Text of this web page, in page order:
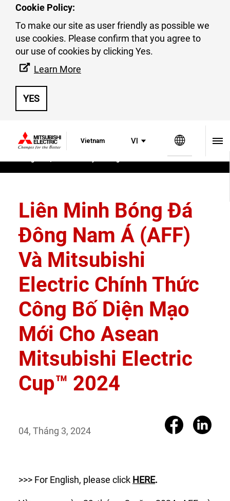
Cookie Policy:
To make our site as user friendly as possible we
use cookies. Please confirm that you agree to
our use of cookies by clicking Yes.
Learn More
YES
Vietnam VI
Tin tức và Sự kiện
Liên Minh Bóng Đá
Đông Nam Á (AFF)
Và Mitsubishi
Electric Chính Thức
Công Bố Diện Mạo
Mới Cho Asean
Mitsubishi Electric
Cup™ 2024
04, Tháng 3, 2024
>>> For English, please click HERE.